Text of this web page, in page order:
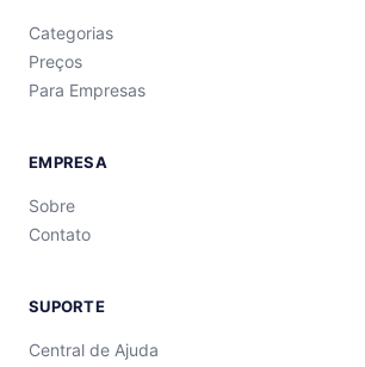
Categorias
Preços
Para Empresas
EMPRESA
Sobre
Contato
SUPORTE
Central de Ajuda